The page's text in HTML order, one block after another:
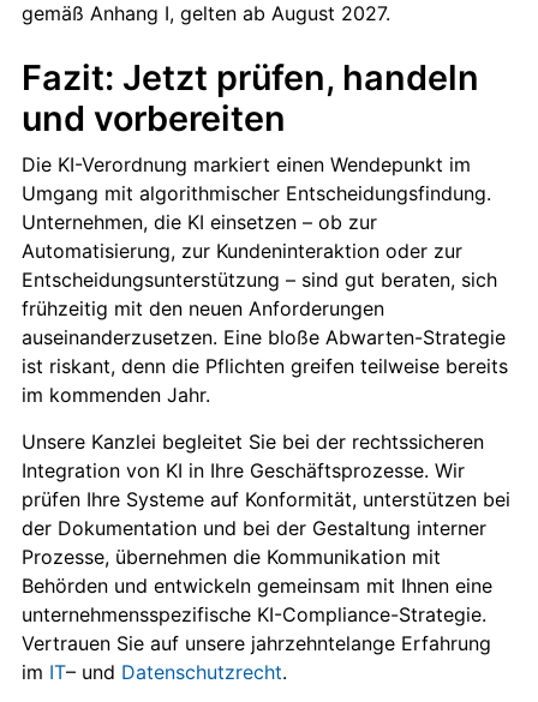
gemäß Anhang I, gelten ab August 2027.
Fazit: Jetzt prüfen, handeln
und vorbereiten
Die KI-Verordnung markiert einen Wendepunkt im
Umgang mit algorithmischer Entscheidungsfindung.
Unternehmen, die KI einsetzen – ob zur
Automatisierung, zur Kundeninteraktion oder zur
Entscheidungsunterstützung – sind gut beraten, sich
frühzeitig mit den neuen Anforderungen
auseinanderzusetzen. Eine bloße Abwarten-Strategie
ist riskant, denn die Pflichten greifen teilweise bereits
im kommenden Jahr.
Unsere Kanzlei begleitet Sie bei der rechtssicheren
Integration von KI in Ihre Geschäftsprozesse. Wir
prüfen Ihre Systeme auf Konformität, unterstützen bei
der Dokumentation und bei der Gestaltung interner
Prozesse, übernehmen die Kommunikation mit
Behörden und entwickeln gemeinsam mit Ihnen eine
unternehmensspezifische KI-Compliance-Strategie.
Vertrauen Sie auf unsere jahrzehntelange Erfahrung
im IT– und Datenschutzrecht.